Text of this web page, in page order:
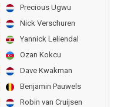
Precious Ugwu
Nick Verschuren
Yannick Leliendal
Ozan Kokcu
Dave Kwakman
Benjamin Pauwels
Robin van Cruijsen